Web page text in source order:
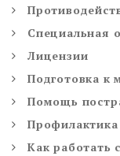
Специальная
Лицензии
Подготовка к
Помощь
Профилактика
Как работать